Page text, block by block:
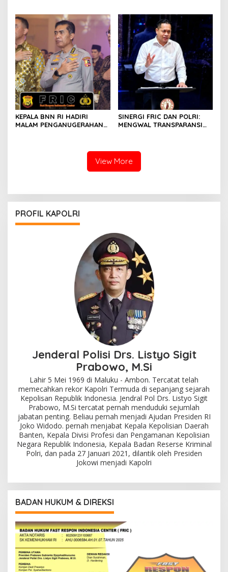
KEPALA BNN RI HADIRI
MALAM PENGANUGERAHAN
SINERGI FRIC DAN POLRI:
MENGWAL TRANSPARANSI
View More
PROFIL KAPOLRI
Jenderal Polisi Drs. Listyo Sigit
Prabowo, M.Si
Lahir 5 Mei 1969 di Maluku - Ambon. Tercatat telah
memecahkan rekor Kapolri Termuda di sepanjang sejarah
Kepolisan Republik Indonesia. Jendral Pol Drs. Listyo Sigit
Prabowo, M.Si tercatat pernah menduduki sejumlah
jabatan penting. Beliau pernah menjadi Ajudan Presiden RI
Joko Widodo. pernah menjabat Kepala Kepolisian Daerah
Banten, Kepala Divisi Profesi dan Pengamanan Kepolisian
Negara Republik Indonesia, Kepala Badan Reserse Kriminal
Polri, dan pada 27 Januari 2021, dilantik oleh Presiden
Jokowi menjadi Kapolri
BADAN HUKUM & DIREKSI